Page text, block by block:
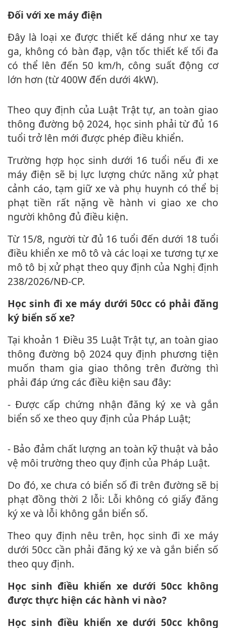
Đối với xe máy điện
Đây là loại xe được thiết kế dáng như xe tay
ga, không có bàn đạp, vận tốc thiết kế tối đa
có thể lên đến 50 km/h, công suất động cơ
lớn hơn (từ 400W đến dưới 4kW).
Theo quy định của Luật Trật tự, an toàn giao
thông đường bộ 2024, học sinh phải từ đủ 16
tuổi trở lên mới được phép điều khiển.
Trường hợp học sinh dưới 16 tuổi nếu đi xe
máy điện sẽ bị lực lượng chức năng xử phạt
cảnh cáo, tạm giữ xe và phụ huynh có thể bị
phạt tiền rất nặng về hành vi giao xe cho
người không đủ điều kiện.
Từ 15/8, người từ đủ 16 tuổi đến dưới 1‌8 tuổ‌i
điều khiển xe mô tô và các loại xe tương tự xe
mô tô bị xử phạt theo quy định của Nghị định
238/2026/NĐ-CP.
Học sinh đi xe máy dưới 50cc có phải đăng
ký biển số xe?
Tại khoản 1 Điều 35 Luật Trật tự, an toàn giao
thông đường bộ 2024 quy định phương tiện
muốn tham gia giao thông trên đường thì
phải đáp ứng các điều kiện sau đây:
- Được cấp chứng nhận đăng ký xe và gắn
biển số xe theo quy định của Pháp Luật;
- Bảo đảm chất lượng an toàn kỹ thuật và bảo
vệ môi trường theo quy định của Pháp Luật.
Do đó, xe chưa có biển số đi trên đường sẽ bị
phạt đồng thời 2 lỗi: Lỗi không có giấy đăng
ký xe và lỗi không gắn biển số.
Theo quy định nêu trên, học sinh đi xe máy
dưới 50cc cần phải đăng ký xe và gắn biển số
theo quy định.
Học sinh điều khiển xe dưới 50cc không
được thực hiện các hành vi nào?
Học sinh điều khiển xe dưới 50cc không